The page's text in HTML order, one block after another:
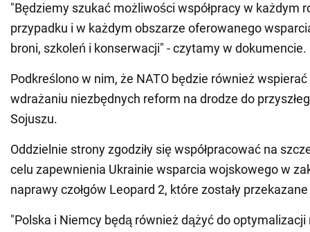
"Będziemy szukać możliwości współpracy w każdym
przypadku i w każdym obszarze oferowanego
broni, szkoleń i konserwacji" - czytamy w dokumencie.
Podkreślono w nim, że NATO będzie również
wdrażaniu niezbędnych reform na drodze do
Sojuszu.
Oddzielnie strony zgodziły się współpracować na
celu zapewnienia Ukrainie wsparcia wojskowego w
naprawy czołgów Leopard 2, które zostały
"Polska i Niemcy będą również dążyć do optymalizacji